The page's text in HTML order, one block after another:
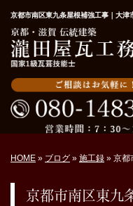
京都市南区東九条屋根補強工事｜大
HOME » ブログ » 施工録 » 京都
京都市南区東九